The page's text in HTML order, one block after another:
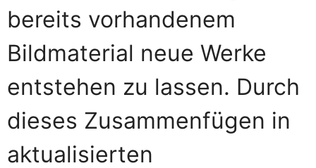
bereits vorhandenem
Bildmaterial neue Werke
entstehen zu lassen. Durch
dieses Zusammenfügen in
aktualisierten